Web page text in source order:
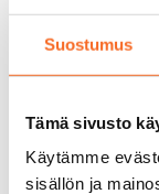
Suostumus
Tämä sivusto
Käytämme
sisällön ja